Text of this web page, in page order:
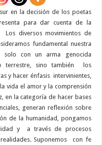
en la decisión de los poetas
para dar cuenta de la
Los diversos movimientos de
fundamental nuestra
solo con un arma genocida
terrestre, sino también
los
y hacer énfasis intervinientes,
vida el amor y la comprensión
en la categoría de hacer bases
generan reflexión sobre
de la humanidad, pongamos
y
a través de procesos
Suponemos
con fe